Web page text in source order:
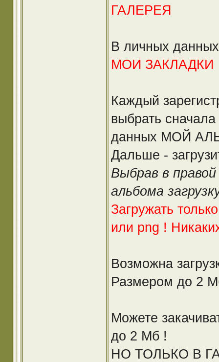
ГАЛЕРЕЯ
В личных
МОИ ЗАКЛАДКИ
Каждый
выбрать
данных МОЙ
Дальше -
Выбрав в
альбома
Загружать
или png !
Возможна
Размером до 2
Можете
до 2 Мб !
НО ТОЛЬКО В